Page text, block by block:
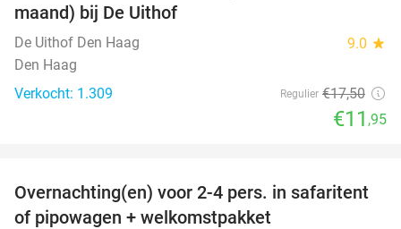
maand) bij De Uithof
De Uithof Den Haag 9.0 star
Den Haag
Verkocht: 1.309
Regulier €17,50
€11 ,95
39%
Overnachting(en) voor 2-4 pers. in safaritent
of pipowagen + welkomstpakket